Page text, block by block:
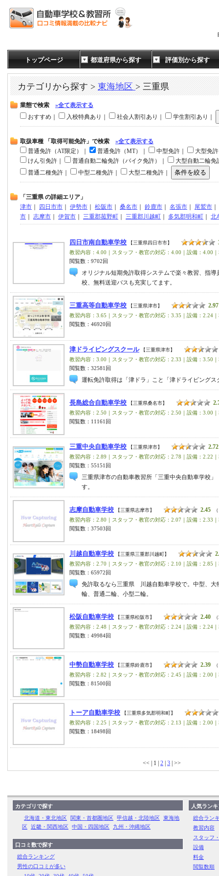
トップページ 都道府県から探す 評価別から探す
カテゴリから探す > 東海地区 > 三重県
業態で検索 »全て表示する
おすすめ｜
入校特典あり｜ 社会人割引あり｜ 学生割引あり｜
取扱車種 「取得可能免許」で検索 »全て表示する
普通免許（AT限定）｜
普通免許（MT）｜ 中型免許｜
大型免
けん引免許｜
普通自動二輪免許（バイク免許）｜
大型自動二輪免
普通二種免許｜
中型二種免許｜ 大型二種免許｜
「三重県 の詳細エリア」
津市
四日市市 伊勢市 松阪市 桑名市 鈴鹿市 名張市 尾鷲市
市
志摩市 伊賀市 三重郡菰野町 三重郡川越町 多気郡明和町 北
四日市南自動車学校 【三重県四日市市】
教習内容：4.00｜スタッフ・教官の対応：4.00｜設備：4.00
閲覧数：9702回
オリジナル短期免許取得システムで楽々教習、指
校、無料送迎バスも充実してます。
三重高等自動車学校 【三重県津市】 2.97
教習内容：3.65｜スタッフ・教官の対応：3.35｜設備：2.24
閲覧数：46920回
津ドライビングスクール【三重県津市】
教習内容：3.00｜スタッフ・教官の対応：2.33｜設備：3.50
閲覧数：32581回
運転免許取得は「津ドラ」こと「津ドライビングス
長島総合自動車学校 【三重県桑名市】
教習内容：2.50｜スタッフ・教官の対応：2.50｜設備：3.00
閲覧数：11161回
三重中央自動車学校 【三重県津市】 2.72
教習内容：2.89｜スタッフ・教官の対応：2.78｜設備：2.22
閲覧数：55151回
三重県津市の自動車教習所「三重中央自動車学校
す。
志摩自動車学校 【三重県志摩市】 2.45 （
教習内容：2.80｜スタッフ・教官の対応：2.07｜設備：2.33
閲覧数：37503回
川越自動車学校 【三重県三重郡川越町】
教習内容：2.70｜スタッフ・教官の対応：2.10｜設備：2.85
閲覧数：65972回
免許取るなら三重県 川越自動車学校で。中型、大
輪、普通二輪、小型二輪。
松阪自動車学校 【三重県松阪市】 2.40 （
教習内容：2.48｜スタッフ・教官の対応：2.24｜設備：2.24
閲覧数：49984回
中勢自動車学校 【三重県鈴鹿市】 2.39 （
教習内容：2.82｜スタッフ・教官の対応：2.45｜設備：2.00
閲覧数：81500回
トーア自動車学校 【三重県多気郡明和町】
教習内容：2.25｜スタッフ・教官の対応：2.13｜設備：2.00
閲覧数：18498回
<< | 1 | 2 3 | >>
カテゴリで探す
北海道・東北地区 関東・首都圏地区 甲信越・北陸地区 東海地
区 近畿・関西地区 中国・四国地区 九州・沖縄地区
口コミ数で探す
総合ランキング
男性の口コミが多い
人気ラン
総合ラン
教習内容
スタッフ
設備
料金
閲覧数順